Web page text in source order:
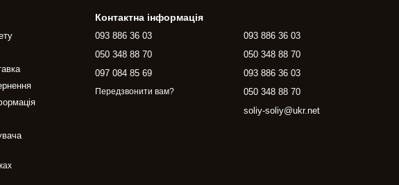
Контактна інформація
093 886 36 03
050 348 88 70
097 084 85 69
Передзвонити вам?
093 886 36 03
050 348 88 70
093 886 36 03
050 348 88 70
soliy-soliy@ukr.net